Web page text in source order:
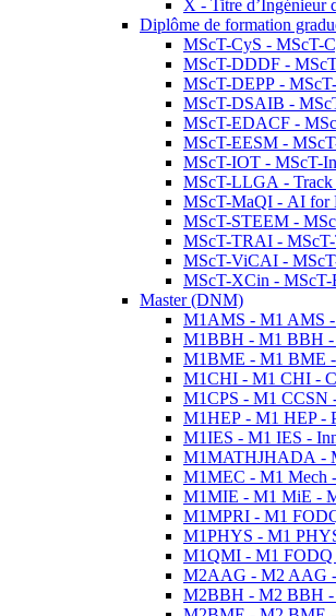
X - Titre d’Ingénieur
Diplôme de formation
MScT-CyS - MScT-
MScT-DDDF -
MScT-DEPP -
MScT-DSAIB -
MScT-EDACF -
MScT-EESM -
MScT-IOT - MScT-
MScT-LLGA - Track
MScT-MaQI - AI for
MScT-STEEM -
MScT-TRAI - MScT-
MScT-ViCAI -
MScT-XCin - MScT-
Master (DNM)
M1AMS - M1 AMS -
M1BBH - M1 BBH -
M1BME - M1 BME
M1CHI - M1 CHI -
M1CPS - M1 CCSN
M1HEP - M1 HEP -
M1IES - M1 IES -
M1MATHJHADA -
M1MEC - M1 Mech
M1MIE - M1 MiE -
M1MPRI - M1
M1PHYS - M1
M1QMI - M1 FODQ
M2AAG - M2 AAG -
M2BBH - M2 BBH -